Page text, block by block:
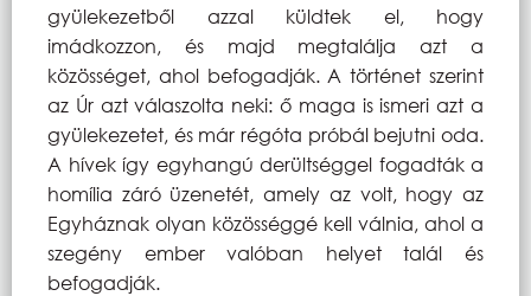
gyülekezetből azzal küldtek el, hogy
imádkozzon, és majd megtalálja azt a
közösséget, ahol befogadják. A történet szerint
az Úr azt válaszolta neki: ő maga is ismeri azt a
gyülekezetet, és már régóta próbál bejutni oda.
A hívek így egyhangú derültséggel fogadták a
homília záró üzenetét, amely az volt, hogy az
Egyháznak olyan közösséggé kell válnia, ahol a
szegény ember valóban helyet talál és
befogadják.